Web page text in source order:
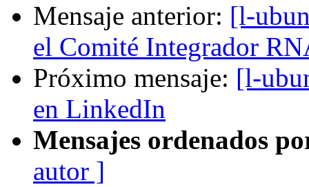
Mensaje anterior: [l-
el Comité Integrador
Próximo mensaje: [l-
en LinkedIn
Mensajes ordenados
autor ]